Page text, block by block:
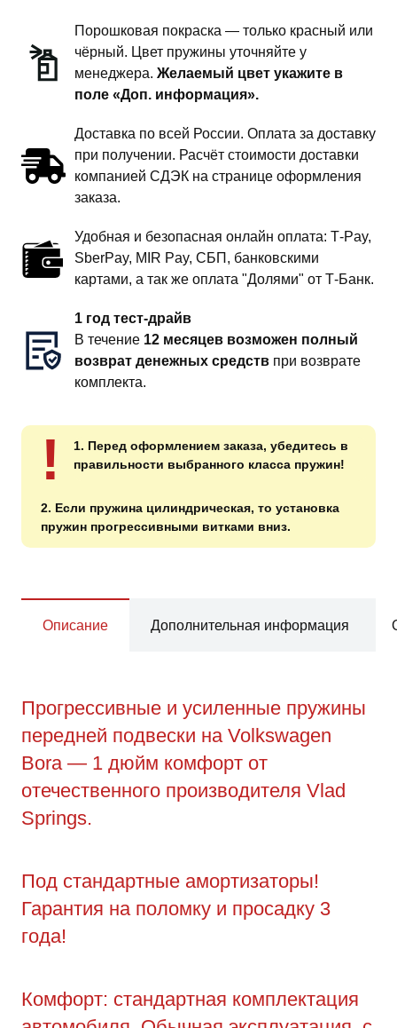
Порошковая покраска — только красный или
чёрный. Цвет пружины уточняйте у
менеджера. Желаемый цвет укажите в
поле «Доп. информация».
Доставка по всей России. Оплата за доставку
при получении. Расчёт стоимости доставки
компанией СДЭК на странице оформления
заказа.
Удобная и безопасная онлайн оплата: T‑Pay,
SberPay, MIR Pay, СБП, банковскими
картами, а так же оплата "Долями" от Т-Банк.
1 год тест-драйв
В течение 12 месяцев возможен полный
возврат денежных средств при возврате
комплекта.
!
1. Перед оформлением заказа, убедитесь в
правильности выбранного класса пружин!
2. Если пружина цилиндрическая, то установка
пружин прогрессивными витками вниз.
Описание Дополнительная информация
Прогрессивные и усиленные пружины
передней подвески на Volkswagen
Bora — 1 дюйм комфорт от
отечественного производителя Vlad
Springs.
Под стандартные амортизаторы!
Гарантия на поломку и просадку 3
года!
Комфорт: стандартная комплектация